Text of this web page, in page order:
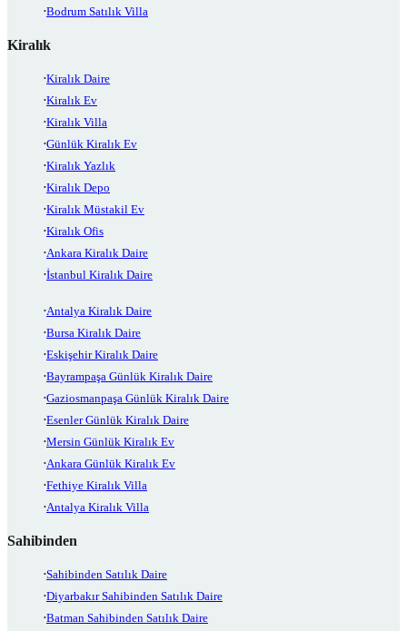
Bodrum Satılık Villa
Kiralık
Kiralık Daire
Kiralık Ev
Kiralık Villa
Günlük Kiralık Ev
Kiralık Yazlık
Kiralık Depo
Kiralık Müstakil Ev
Kiralık Ofis
Ankara Kiralık Daire
İstanbul Kiralık Daire
Antalya Kiralık Daire
Bursa Kiralık Daire
Eskişehir Kiralık Daire
Bayrampaşa Günlük Kiralık Daire
Gaziosmanpaşa Günlük Kiralık Daire
Esenler Günlük Kiralık Daire
Mersin Günlük Kiralık Ev
Ankara Günlük Kiralık Ev
Fethiye Kiralık Villa
Antalya Kiralık Villa
Sahibinden
Sahibinden Satılık Daire
Diyarbakır Sahibinden Satılık Daire
Batman Sahibinden Satılık Daire